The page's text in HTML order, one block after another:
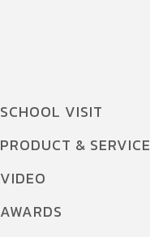
SCHOOL VISIT
PRODUCT & SERVICE
VIDEO
AWARDS